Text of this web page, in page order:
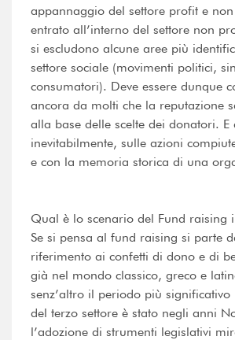
appannaggio del settore profit e
entrato all’interno del settore non
si escludono alcune aree più
settore sociale (movimenti politici,
consumatori). Deve essere dunque
ancora da molti che la reputazione
alla base delle scelte dei donatori. E
inevitabilmente, sulle azioni
e con la memoria storica di una
Qual è lo scenario del Fund raising
Se si pensa al fund raising si parte
riferimento ai confetti di dono e di
già nel mondo classico, greco e
senz’altro il periodo più
del terzo settore è stato negli anni
l’adozione di strumenti legislativi